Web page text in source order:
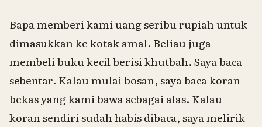
Bapa memberi kami uang seribu rupiah untuk
dimasukkan ke kotak amal. Beliau juga
membeli buku kecil berisi khutbah. Saya baca
sebentar. Kalau mulai bosan, saya baca koran
bekas yang kami bawa sebagai alas. Kalau
koran sendiri sudah habis dibaca, saya melirik